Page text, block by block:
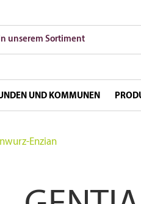
UND KOMMUNEN
Enzian